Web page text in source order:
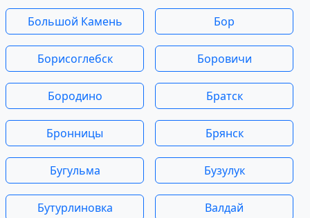
Большой Камень Бор
Борисоглебск Боровичи
Бородино Братск
Бронницы Брянск
Бугульма Бузулук
Бутурлиновка Валдай